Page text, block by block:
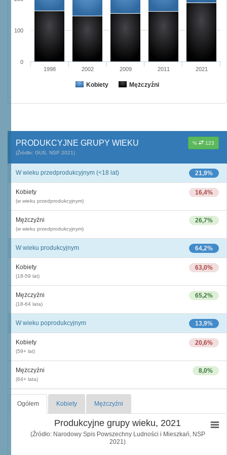
Kobiety Mężczyźni
1998 2002 2009 2011 2021
0
100
% 123
PRODUKCYJNE GRUPY WIEKU
(Źródło: GUS, NSP 2021)
21,9%
W wieku przedprodukcyjnym (<18 lat)
16,4%
Kobiety
(w wieku przedprodukcyjnym)
26,7%
Mężczyźni
(w wieku przedprodukcyjnym)
64,2%
W wieku produkcyjnym
63,0%
Kobiety
(18-59 lat)
65,2%
Mężczyźni
(18-64 lata)
13,9%
W wieku poprodukcyjnym
20,6%
Kobiety
(59+ lat)
8,0%
Mężczyźni
(64+ lata)
Ogółem Kobiety Mężczyźni
Produkcyjne grupy wieku, 2021
(Źródło: Narodowy Spis Powszechny Ludności i Mieszkań, NSP
2021)